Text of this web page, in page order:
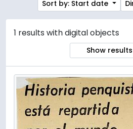
Sort by: Start date
1 results with digital objects
Show